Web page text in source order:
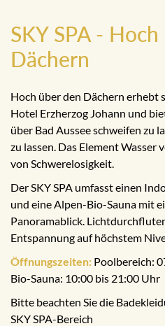
SKY SPA -
Dächern
Hoch über den Dächern erhebt
Hotel Erzherzog Johann und
über Bad Aussee schweifen zu
zu lassen. Das Element
von Schwerelosigkeit.
Der SKY SPA umfasst einen
und eine Alpen-Bio-Sauna mit
Panoramablick.
Entspannung auf höchstem
Öffnungszeiten: Poolbereich:
Bio-Sauna: 10:00 bis 21:00 Uhr
Bitte beachten Sie die
SKY SPA-Bereich